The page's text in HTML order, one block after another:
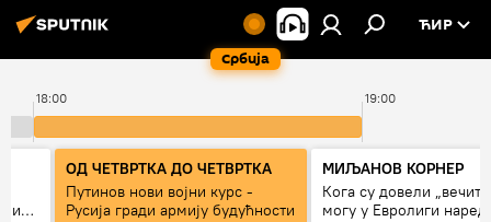
Србија
ЋИР
18:00 19:00
и
ОД ЧЕТВРТКА ДО ЧЕТВРТКА
Путинов нови војни курс -
Русија гради армију будућности
МИЉАНОВ КОРНЕР
Кога су довели
могу у Евролиги